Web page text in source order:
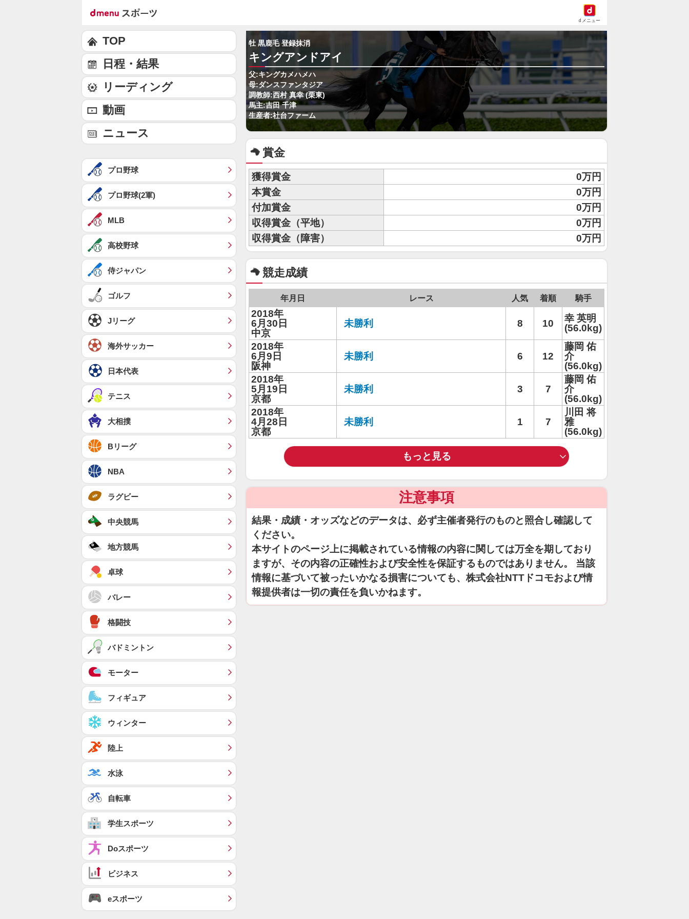
dメニュー
牡 黒鹿毛 登録抹消
キングアンドアイ
父:キングカメハメハ
母:ダンスファンタジア
調教師:西村 真幸 (栗東)
馬主:吉田 千津
生産者:社台ファーム
賞金
獲得賞金
0万円
本賞金
0万円
付加賞金
0万円
収得賞金（平地）
0万円
収得賞金（障害）
0万円
競走成績
年月日 レース 人気 着順 騎手
2018年
6月30日
中京
未勝利 8 10
幸 英明
(56.0kg)
2018年
6月9日
阪神
未勝利 6 12
藤岡 佑
介
(56.0kg)
2018年
5月19日
京都
未勝利 3 7
藤岡 佑
介
(56.0kg)
2018年
4月28日
京都
未勝利 1 7
川田 将
雅
(56.0kg)
もっと見る
注意事項
結果・成績・オッズなどのデータは、必ず主催者発行のものと照合し確認して
ください。
本サイトのページ上に掲載されている情報の内容に関しては万全を期しており
ますが、その内容の正確性および安全性を保証するものではありません。 当該
情報に基づいて被ったいかなる損害についても、株式会社NTTドコモおよび情
報提供者は一切の責任を負いかねます。
TOP
日程・結果
リーディング
動画
ニュース
プロ野球
プロ野球(2軍)
MLB
高校野球
侍ジャパン
ゴルフ
Jリーグ
海外サッカー
日本代表
テニス
大相撲
Bリーグ
NBA
ラグビー
中央競馬
地方競馬
卓球
バレー
格闘技
バドミントン
モーター
フィギュア
ウィンター
陸上
水泳
自転車
学生スポーツ
Doスポーツ
ビジネス
eスポーツ